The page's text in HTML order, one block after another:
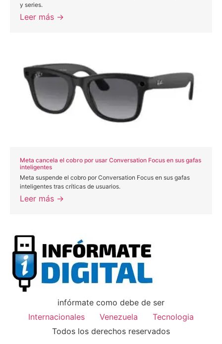
y series.
Leer más →
Meta cancela el cobro por usar Conversation Focus en sus gafas
inteligentes
Meta suspende el cobro por Conversation Focus en sus gafas
inteligentes tras críticas de usuarios.
Leer más →
infórmate como debe de ser
Internacionales
Venezuela
Tecnologia
Todos los derechos reservados